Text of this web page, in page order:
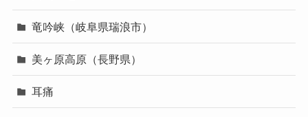
竜吟峡（岐阜県瑞浪市）
美ヶ原高原（長野県）
耳痛